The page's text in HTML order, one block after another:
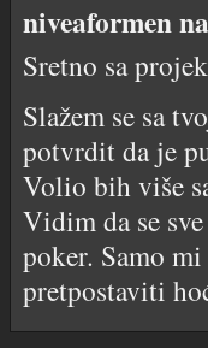
niveaformen
Sretno sa
Slažem se sa
potvrdit da je
Volio bih više
Vidim da se
poker. Samo
pretpostaviti